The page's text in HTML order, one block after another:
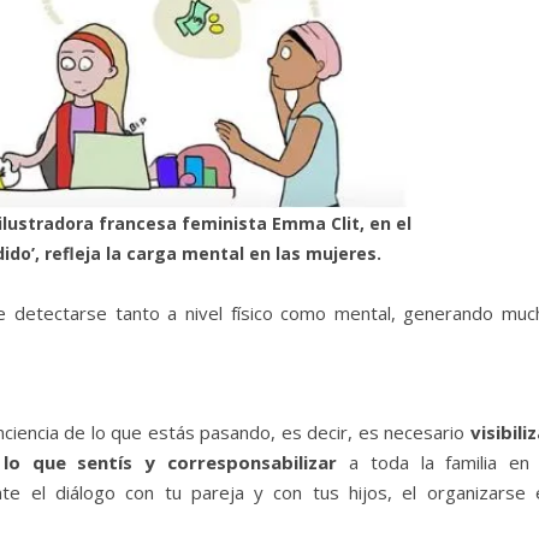
francesa feminista Emma Clit, en el
refleja la carga mental en las mujeres.
detectarse tanto a nivel físico como mental, generando
de lo que estás pasando, es decir, es necesario
que sentís y corresponsabilizar a toda la familia en
el diálogo con tu pareja y con tus hijos, el organizarse